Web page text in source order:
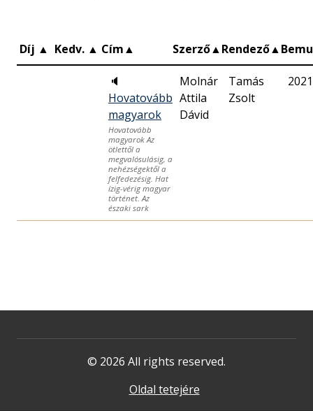
Díj ▲ Kedv. ▲ Cím▲ Szerző▲Rendező▲
🔈
Hovatovább
magyarok
Hovatovább
magyarok Az
ötlettől a
megvalósulásig, a
nehézségektől a
felfedezésig. Hat
ízig-vérig magyar
történet. Az
északi sark
Molnár
Attila
Dávid
Tamás
Zsolt
© 2026 All rights reserved.
Oldal tetejére